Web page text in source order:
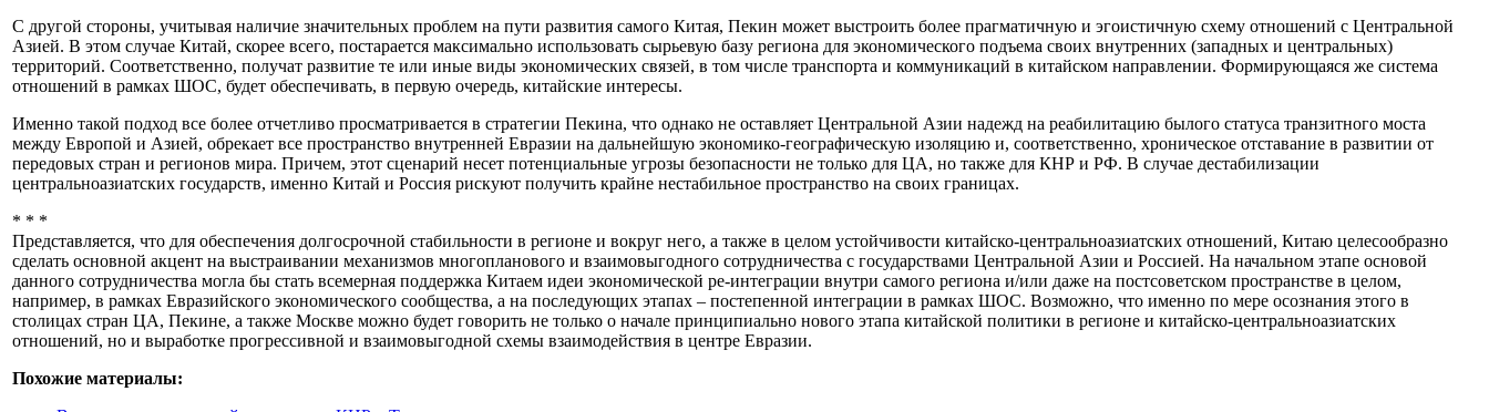
С другой стороны, учитывая наличие значительных проблем на пути развития самого Китая, Пекин может выстроить более прагматичную и эгоистичную схему отношений с Центральной
Азией. В этом случае Китай, скорее всего, постарается максимально использовать сырьевую базу региона для экономического подъема своих внутренних (западных и центральных)
территорий. Соответственно, получат развитие те или иные виды экономических связей, в том числе транспорта и коммуникаций в китайском направлении. Формирующаяся же система
отношений в рамках ШОС, будет обеспечивать, в первую очередь, китайские интересы.
Именно такой подход все более отчетливо просматривается в стратегии Пекина, что однако не оставляет Центральной Азии надежд на реабилитацию былого статуса транзитного моста
между Европой и Азией, обрекает все пространство внутренней Евразии на дальнейшую экономико-географическую изоляцию и, соответственно, хроническое отставание в развитии от
передовых стран и регионов мира. Причем, этот сценарий несет потенциальные угрозы безопасности не только для ЦА, но также для КНР и РФ. В случае дестабилизации
центральноазиатских государств, именно Китай и Россия рискуют получить крайне нестабильное пространство на своих границах.
* * *
Представляется, что для обеспечения долгосрочной стабильности в регионе и вокруг него, а также в целом устойчивости китайско-центральноазиатских отношений, Китаю целесообразно
сделать основной акцент на выстраивании механизмов многопланового и взаимовыгодного сотрудничества с государствами Центральной Азии и Россией. На начальном этапе основой
данного сотрудничества могла бы стать всемерная поддержка Китаем идеи экономической ре-интеграции внутри самого региона и/или даже на постсоветском пространстве в целом,
например, в рамках Евразийского экономического сообщества, а на последующих этапах – постепенной интеграции в рамках ШОС. Возможно, что именно по мере осознания этого в
столицах стран ЦА, Пекине, а также Москве можно будет говорить не только о начале принципиально нового этапа китайской политики в регионе и китайско-центральноазиатских
отношений, но и выработке прогрессивной и взаимовыгодной схемы взаимодействия в центре Евразии.
Похожие материалы: